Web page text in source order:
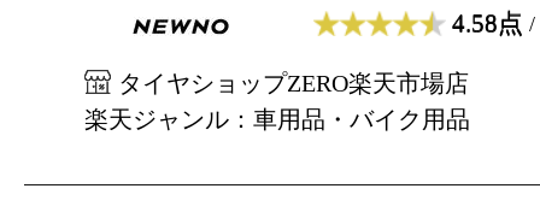
4.58点 /
タイヤショップZERO楽天市場店
楽天ジャンル：車用品・バイク用品